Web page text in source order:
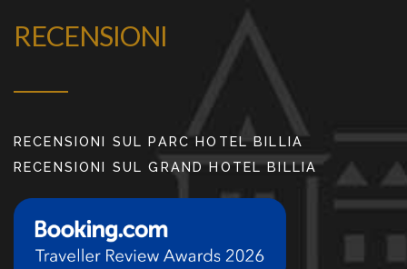
RECENSIONI
RECENSIONI SUL PARC HOTEL BILLIA
RECENSIONI SUL GRAND HOTEL BILLIA